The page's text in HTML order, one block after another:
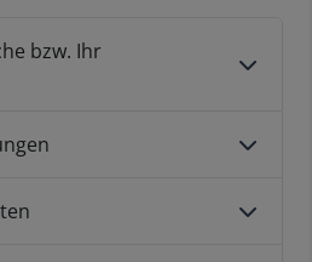
bzw. Ihr